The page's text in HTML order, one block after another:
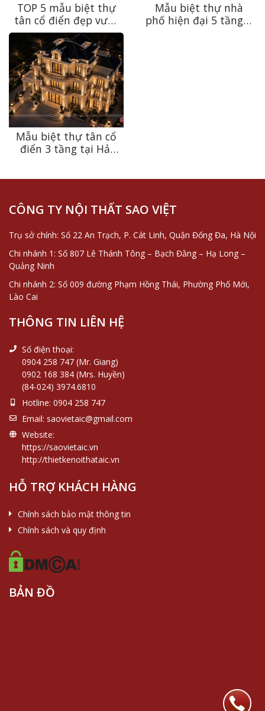
TOP 5 mẫu biệt thự
tân cổ điển đẹp vượt
thời gian, siêu lòng
mọi gia chủ
Mẫu biệt thự nhà
phố hiện đại 5 tầng 1
Mẫu biệt thự tân cổ
điển 3 tầng tại Hải
CÔNG TY NỘI THẤT SAO VIỆT
Trụ sở chính: Số 22 An Trạch, P. Cát Linh, Quận Đống Đa, Hà Nội
Chi nhánh 1: Số 807 Lê Thánh Tông – Bạch Đằng – Hạ Long –
Quảng Ninh
Chi nhánh 2: Số 009 đường Phạm Hồng Thái, Phường Phố Mới,
Lào Cai
THÔNG TIN LIÊN HỆ
Số điện thoại:
0904 258 747 (Mr. Giang)
0902 168 384 (Mrs. Huyền)
(84-024) 3974.6810
Hotline: 0904 258 747
Email: saovietaic@gmail.com
Website:
https://saovietaic.vn
http://thietkenoithataic.vn
HỖ TRỢ KHÁCH HÀNG
Chính sách bảo mật thông tin
Chính sách và quy định
BẢN ĐỒ